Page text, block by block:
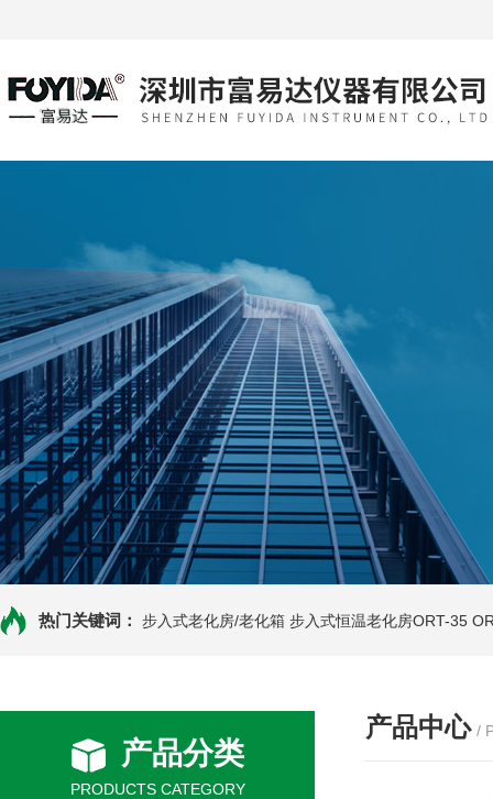
热门关键词： 步入式老化房/老化箱 步入式恒温老化房ORT-35
产品分类
PRODUCTS CATEGORY
产品中心 /